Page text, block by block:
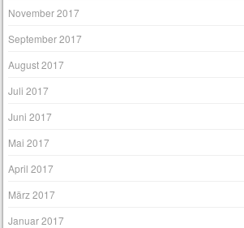
November 2017
September 2017
August 2017
Juli 2017
Juni 2017
Mai 2017
April 2017
März 2017
Januar 2017